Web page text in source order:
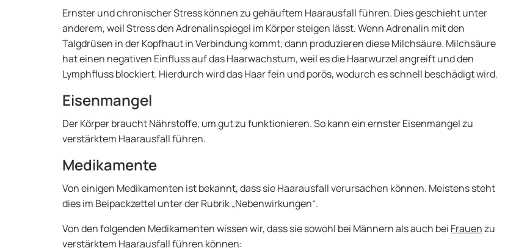
Ernster und chronischer Stress können zu gehäuftem Haarausfall führen. Dies geschieht unter
anderem, weil Stress den Adrenalinspiegel im Körper steigen lässt. Wenn Adrenalin mit den
Talgdrüsen in der Kopfhaut in Verbindung kommt, dann produzieren diese Milchsäure. Milchsäure
hat einen negativen Einfluss auf das Haarwachstum, weil es die Haarwurzel angreift und den
Lymphfluss blockiert. Hierdurch wird das Haar fein und porös, wodurch es schnell beschädigt wird.
Eisenmangel
Der Körper braucht Nährstoffe, um gut zu funktionieren. So kann ein ernster Eisenmangel zu
verstärktem Haarausfall führen.
Medikamente
Von einigen Medikamenten ist bekannt, dass sie Haarausfall verursachen können. Meistens steht
dies im Beipackzettel unter der Rubrik „Nebenwirkungen“.
Von den folgenden Medikamenten wissen wir, dass sie sowohl bei Männern als auch bei Frauenzu
verstärktem Haarausfall führen können: